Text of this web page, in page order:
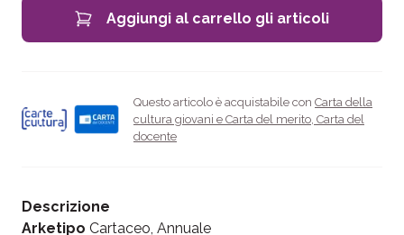
Aggiungi al carrello gli articoli
Questo articolo è acquistabile con Carta della
cultura giovani e Carta del merito, Carta del
docente
Descrizione
Arketipo Cartaceo, Annuale